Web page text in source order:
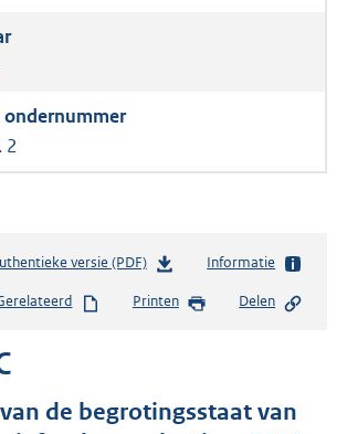
2
versie (PDF)b
s
d
s
Informatie
Printen Delen
de begrotingsstaat van